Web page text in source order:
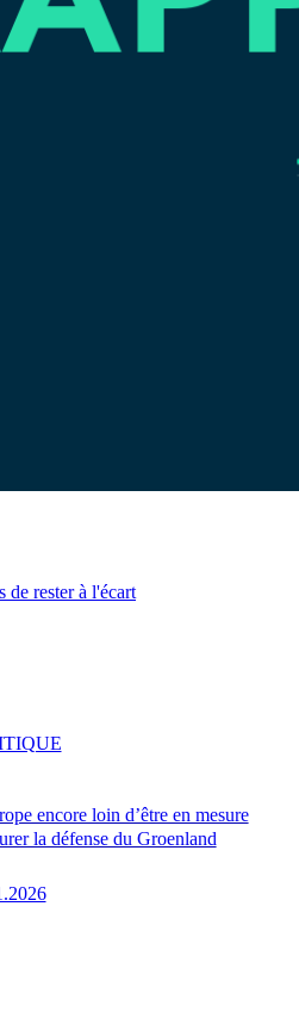
de rester à l'écart
encore loin d’être en mesure
la défense du Groenland